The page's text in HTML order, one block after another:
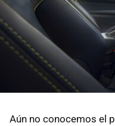
Aún no conocemos el